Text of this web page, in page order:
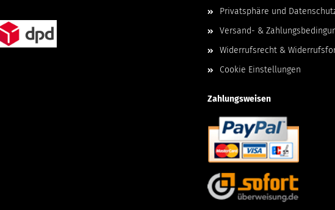
Privatsphäre und
Versand- &
Widerrufsrecht &
Cookie Einstellungen
Zahlungsweisen